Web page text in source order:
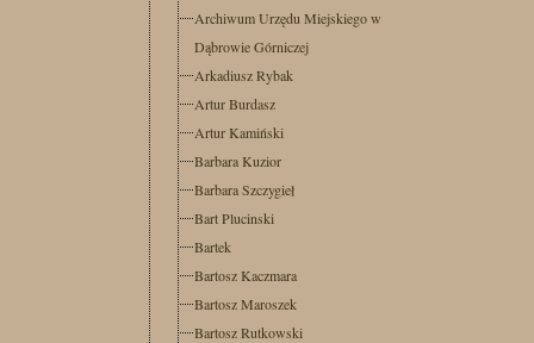
Archiwum Urzędu Miejskiego w
Dąbrowie Górniczej
Arkadiusz Rybak
Artur Burdasz
Artur Kamiński
Barbara Kuzior
Barbara Szczygieł
Bart Plucinski
Bartek
Bartosz Kaczmara
Bartosz Maroszek
Bartosz Rutkowski